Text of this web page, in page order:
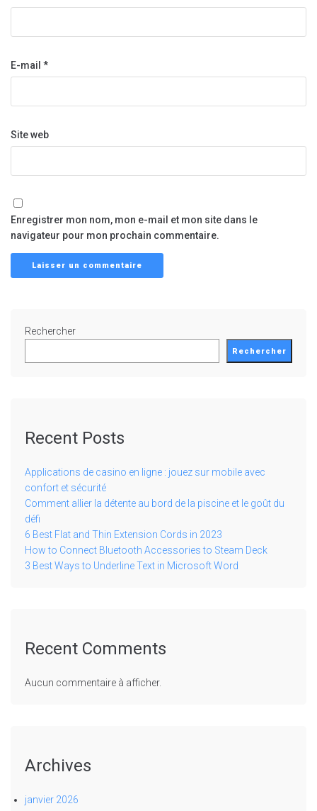
E-mail *
Site web
Enregistrer mon nom, mon e-mail et mon site dans le
navigateur pour mon prochain commentaire.
Rechercher
Rechercher
Recent Posts
Applications de casino en ligne : jouez sur mobile avec
confort et sécurité
Comment allier la détente au bord de la piscine et le goût du
défi
6 Best Flat and Thin Extension Cords in 2023
How to Connect Bluetooth Accessories to Steam Deck
3 Best Ways to Underline Text in Microsoft Word
Recent Comments
Aucun commentaire à afficher.
Archives
janvier 2026